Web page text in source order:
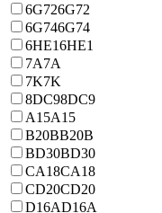
6G726G72
6G746G74
6HE16HE1
7A7A
7K7K
8DC98DC9
A15A15
B20BB20B
BD30BD30
CA18CA18
CD20CD20
D16AD16A